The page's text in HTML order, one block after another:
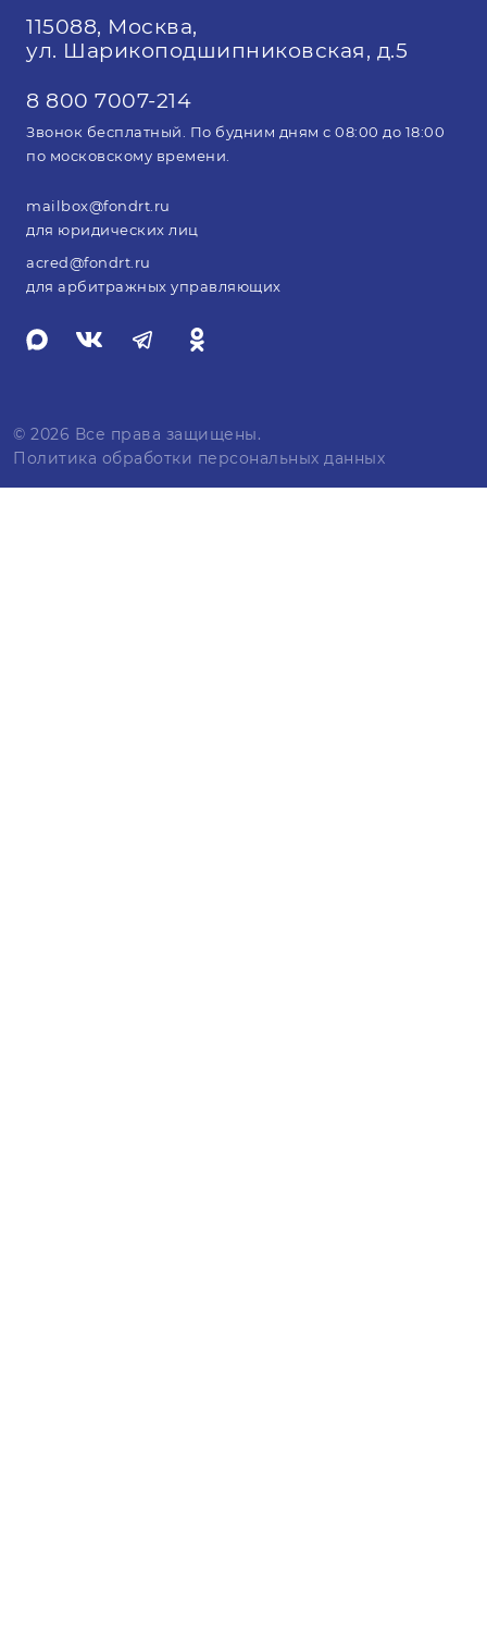
115088, Москва,
ул. Шарикоподшипниковская, д.5
8 800 7007-214
Звонок бесплатный. По будним дням с 08:00 до 18:00
по московскому времени.
mailbox@fondrt.ru
для юридических лиц
acred@fondrt.ru
для арбитражных управляющих
© 2026 Все права защищены.
Политика обработки персональных данных